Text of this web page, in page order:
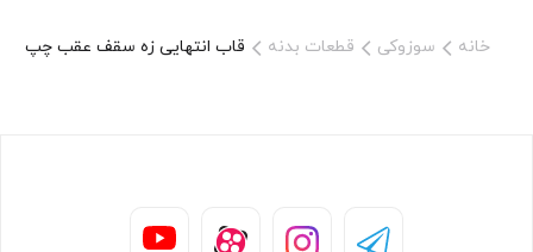
خانه سوزوکی قطعات بدنه قاب انتهایی زه سقف عقب چپ